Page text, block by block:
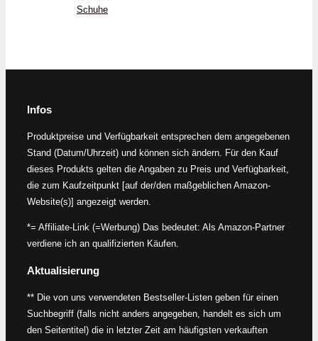
Schuhe
Infos
Produktpreise und Verfügbarkeit entsprechen dem angegebenen
Stand (Datum/Uhrzeit) und können sich ändern. Für den Kauf
dieses Produkts gelten die Angaben zu Preis und Verfügbarkeit,
die zum Kaufzeitpunkt [auf der/den maßgeblichen Amazon-
Website(s)] angezeigt werden.
*= Affiliate-Link (=Werbung) Das bedeutet: Als Amazon-Partner
verdiene ich an qualifizierten Käufen.
Aktualisierung
** Die von uns verwendeten Bestseller-Listen geben für einen
Suchbegriff (falls nicht anders angegeben, handelt es sich um
den Seitentitel) die in letzter Zeit am häufigsten verkauften